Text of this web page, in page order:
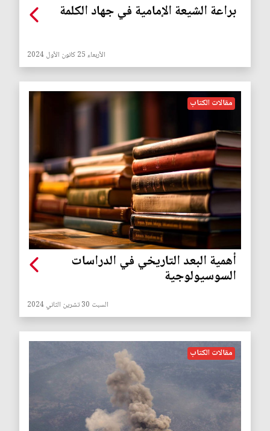
براعة الشيعة الإمامية في جهاد الكلمة
الأربعاء 25 كانون الأول 2024
مقالات الكتاب
أهمية البعد التاريخي في الدراسات
السوسيولوجية
السبت 30 تشرين الثاني 2024
مقالات الكتاب